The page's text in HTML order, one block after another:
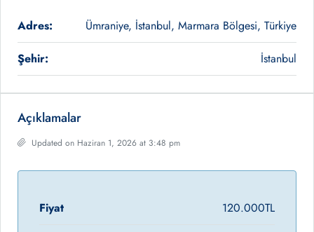
Adres: Ümraniye, İstanbul, Marmara Bölgesi, Türkiye
Şehir: İstanbul
Açıklamalar
Updated on Haziran 1, 2026 at 3:48 pm
Fiyat 120.000TL